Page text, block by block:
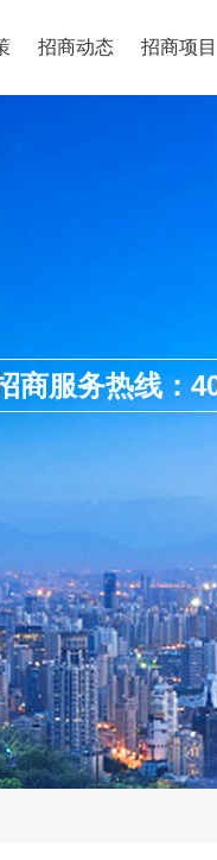
招商动态 招商项目
商服务热线：